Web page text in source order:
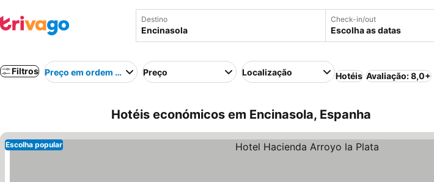
Destino Check-in/out
Escolha as datas
Filtros Preço em ordem crescentePreço Localização Hotéis Avaliação: 8,0+
Hotéis económicos em Encinasola, Espanha
Escolha popular